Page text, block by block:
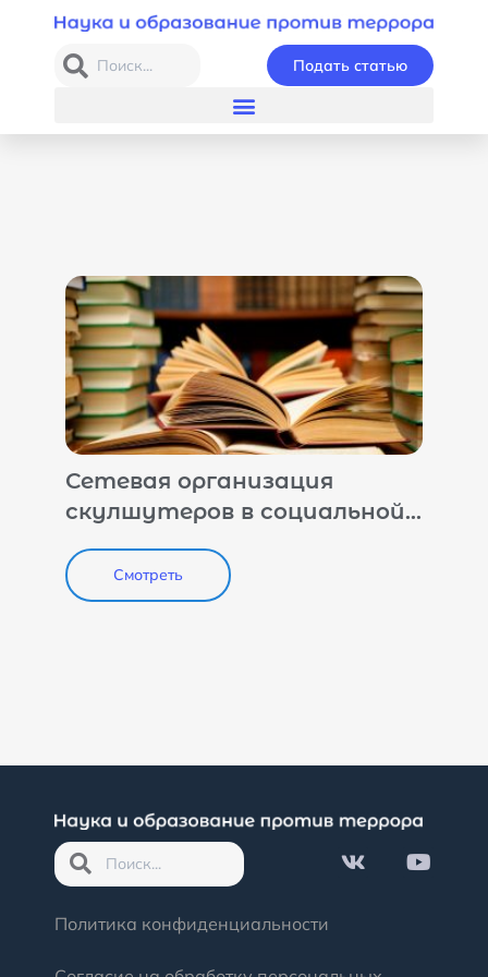
Подать статью
Сетевая организация
скулшутеров в социальной
сети «ВКонтакте» на
примере фанатского
сообщества «керченского
Смотреть
Политика конфиденциальности